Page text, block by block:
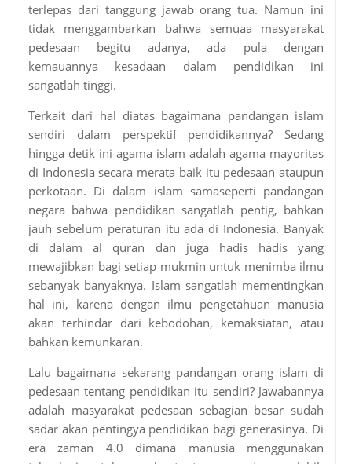
terlepas dari tanggung jawab orang tua. Namun ini
tidak menggambarkan bahwa semuaa masyarakat
pedesaan begitu adanya, ada pula dengan
kemauannya kesadaan dalam pendidikan ini
sangatlah tinggi.
Terkait dari hal diatas bagaimana pandangan islam
sendiri dalam perspektif pendidikannya? Sedang
hingga detik ini agama islam adalah agama mayoritas
di Indonesia secara merata baik itu pedesaan ataupun
perkotaan. Di dalam islam samaseperti pandangan
negara bahwa pendidikan sangatlah pentig, bahkan
jauh sebelum peraturan itu ada di Indonesia. Banyak
di dalam al quran dan juga hadis hadis yang
mewajibkan bagi setiap mukmin untuk menimba ilmu
sebanyak banyaknya. Islam sangatlah mementingkan
hal ini, karena dengan ilmu pengetahuan manusia
akan terhindar dari kebodohan, kemaksiatan, atau
bahkan kemunkaran.
Lalu bagaimana sekarang pandangan orang islam di
pedesaan tentang pendidikan itu sendiri? Jawabannya
adalah masyarakat pedesaan sebagian besar sudah
sadar akan pentingya pendidikan bagi generasinya. Di
era zaman 4.0 dimana manusia menggunakan